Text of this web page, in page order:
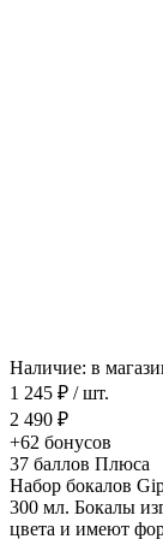
Наличие: в
1 245 ₽ / шт.
2 490 ₽
+62 бонусов
37 баллов Плюса
Набор бокалов
300 мл. Бокалы
цвета и имеют